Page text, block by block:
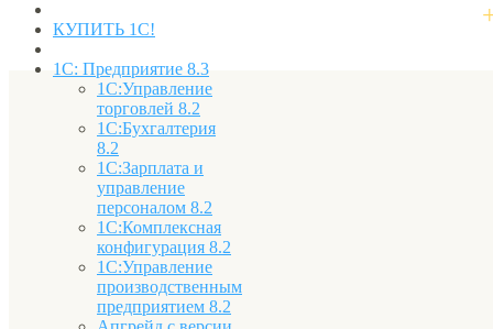
КУПИТЬ 1С!
1С: Предприятие 8.3
1С:Управление
торговлей 8.2
1С:Бухгалтерия
8.2
1С:Зарплата и
управление
персоналом 8.2
1С:Комплексная
конфигурация 8.2
1С:Управление
производственным
предприятием 8.2